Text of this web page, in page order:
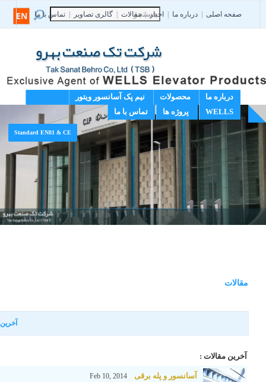
صفحه اصلی درباره ما اخبار | مقالات گالری تصاویر تماس با ما EN
درباره ما محصولات
نیم پک آسانسور ویتور
WELLS
پروژه ها تماس با ما
Standard EN81 & CE
مقالات
آخرین مقالات :
آسانسور و پله برقی